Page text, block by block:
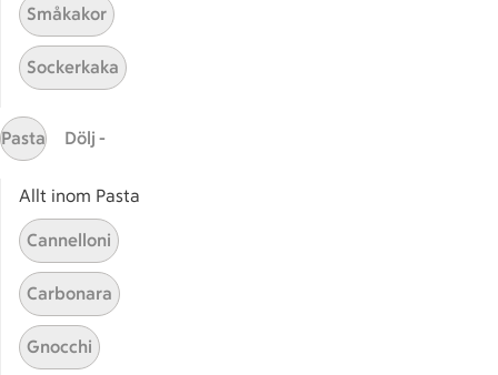
Här hittar du alla goda recept du har sparat och
Sidfot
Start
Få snabbt svar
FAQ
Småkakor
Sockerkaka
Pasta Dölj -
Allt inom Pasta
Cannelloni
Carbonara
Gnocchi